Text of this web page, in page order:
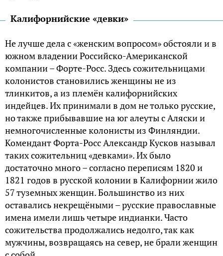
Калифорнийские «девки»
Не лучше дела с «женским вопросом» обстояли и в
южном владении Российско-Американской
компании – Форте-Росс. Здесь сожительницами
колонистов становились женщины не из
тлинкитов, а из племён калифорнийских
индейцев. Их принимали в дом не только русские,
но также прибывавшие на юг алеуты с Аляски и
немногочисленные колонисты из Финляндии.
Комендант Форта-Росс Александр Кусков называл
таких сожительниц «девками». Их было
достаточно много – согласно переписям 1820 и
1821 годов в русской колонии в Калифорнии жило
57 туземных женщин. Большинство из них
оставались некрещёными – русские православные
имена имели лишь четыре индианки. Часто
сожительства продолжались недолго, так как
мужчины, возвращаясь на север, не брали женщин